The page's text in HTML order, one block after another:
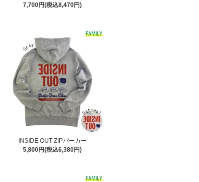
7,700円(税込8,470円)
INSIDE OUT ZIPパーカー
5,800円(税込6,380円)